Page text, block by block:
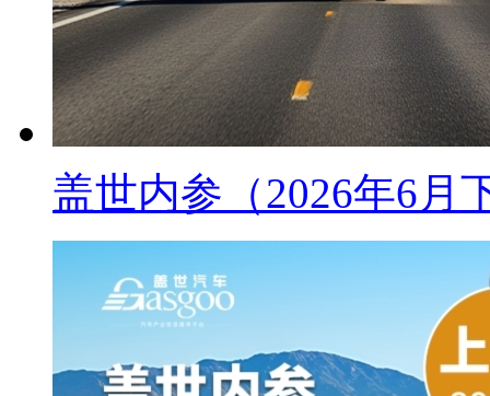
盖世内参（2026年6月